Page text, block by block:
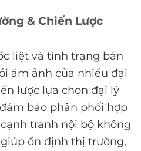
& Chiến Lược
liệt và tình trạng bán
ám ảnh của nhiều đại
lược lựa chọn đại lý
bảo phân phối hợp
tranh nội bộ không
ổn định thị trường,